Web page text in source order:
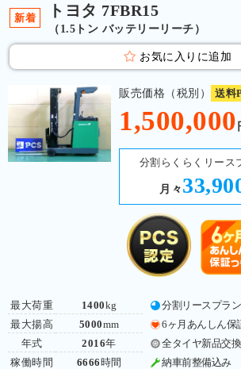
新着 トヨタ 7FBR15
（1.5トン バッテリーリーチ）
お気に入りに追加
販売価格（税別） 送料
1,500,000
分割らくらくリース
月々
最大荷重
最大揚高
年式
稼働時間
1400kg
5000mm
2016年
6666 時間
分割リースプラ
6ヶ月あんしん保
全タイヤ新品交換
納車前整備込み